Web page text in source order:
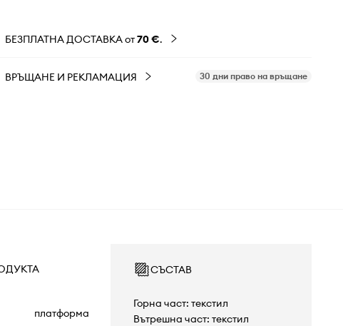
БЕЗПЛАТНА ДОСТАВКА от70 €.
ВРЪЩАНЕ И РЕКЛАМАЦИЯ 30 дни право на връщане
платформа
СЪСТАВ
Горна част: текстил
Вътрешна част: текстил